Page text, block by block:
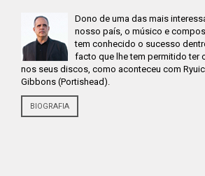
Dono de uma das mais
nosso país, o músico e
tem conhecido o sucesso
facto que lhe tem permitido ter
nos seus discos, como aconteceu com
Gibbons (Portishead).
BIOGRAFIA